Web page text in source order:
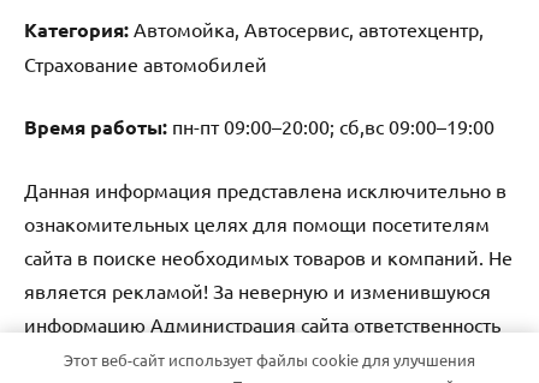
Категория: Автомойка, Автосервис, автотехцентр,
Страхование автомобилей
Время работы: пн-пт 09:00–20:00; сб,вс 09:00–19:00
Данная информация представлена исключительно в
ознакомительных целях для помощи посетителям
сайта в поиске необходимых товаров и компаний. Не
является рекламой! За неверную и изменившуюся
информацию Администрация сайта ответственность
не несет.
Этот веб-сайт использует файлы cookie для улучшения